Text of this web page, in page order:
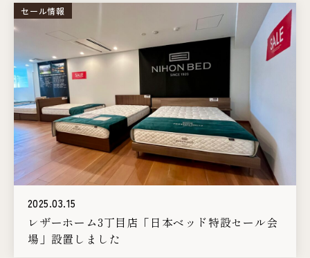
セール情報
2025.03.15
レザーホーム3丁目店「日本ベッド特設セール会
場」設置しました